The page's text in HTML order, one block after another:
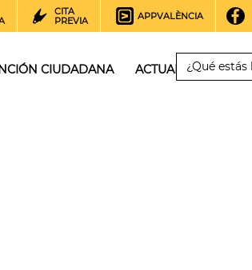
CITA
PREVIA
APPVALÈNCIA
CIUDADANA ACTUALIDAD